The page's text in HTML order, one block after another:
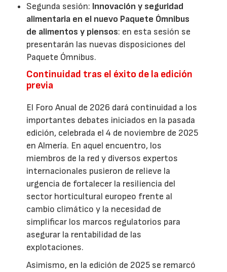
Segunda sesión: Innovación y seguridad
alimentaria en el nuevo Paquete Ómnibus
de alimentos y piensos: en esta sesión se
presentarán las nuevas disposiciones del
Paquete Ómnibus.
Continuidad tras el éxito de la edición
previa
El Foro Anual de 2026 dará continuidad a los
importantes debates iniciados en la pasada
edición, celebrada el 4 de noviembre de 2025
en Almería. En aquel encuentro, los
miembros de la red y diversos expertos
internacionales pusieron de relieve la
urgencia de fortalecer la resiliencia del
sector horticultural europeo frente al
cambio climático y la necesidad de
simplificar los marcos regulatorios para
asegurar la rentabilidad de las
explotaciones.
Asimismo, en la edición de 2025 se remarcó